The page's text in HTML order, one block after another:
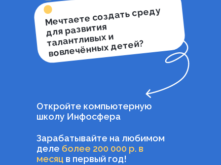
Мечтаете создать среду
для развития
талантливых и
вовлечённых детей?
Откройте компьютерную
школу Инфосфера
Зарабатывайте на любимом
деле более 200 000 р. в
месяц в первый год!